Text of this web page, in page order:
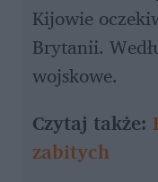
Kijowie
Brytanii.
wojskowe.
Czytaj także:
zabitych